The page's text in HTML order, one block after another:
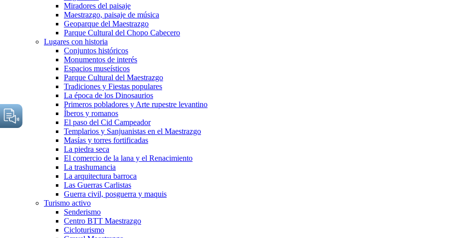
Miradores del paisaje
Maestrazgo, paisaje de música
Geoparque del Maestrazgo
Parque Cultural del Chopo Cabecero
Lugares con historia
Conjuntos históricos
Monumentos de interés
Espacios museísticos
Parque Cultural del Maestrazgo
Tradiciones y Fiestas populares
La época de los Dinosaurios
Primeros pobladores y Arte rupestre levantino
Íberos y romanos
El paso del Cid Campeador
Templarios y Sanjuanistas en el Maestrazgo
Masías y torres fortificadas
La piedra seca
El comercio de la lana y el Renacimiento
La trashumancia
La arquitectura barroca
Las Guerras Carlistas
Guerra civil, posguerra y maquis
Turismo activo
Senderismo
Centro BTT Maestrazgo
Cicloturismo